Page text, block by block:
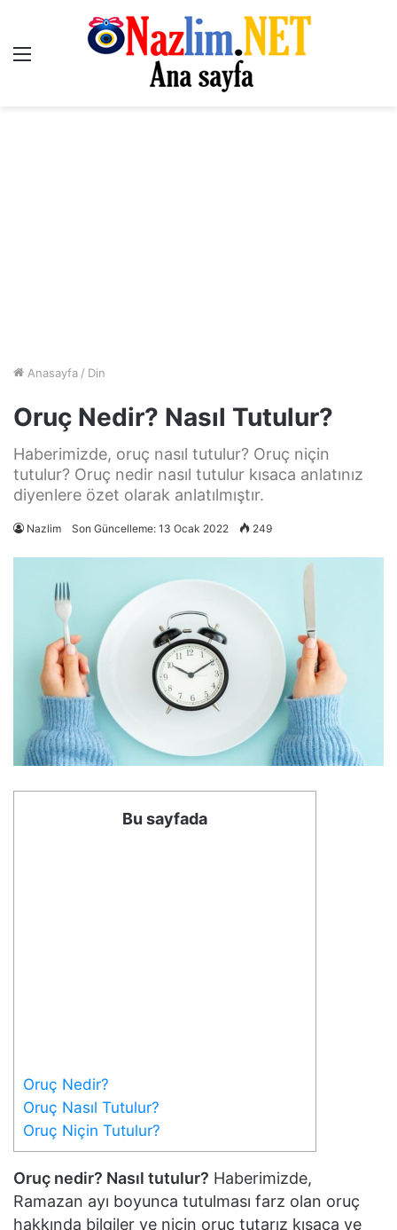
Menü
Anasayfa / Din
Oruç Nedir? Nasıl Tutulur?
Haberimizde, oruç nasıl tutulur? Oruç niçin
tutulur? Oruç nedir nasıl tutulur kısaca anlatınız
diyenlere özet olarak anlatılmıştır.
Nazlim Son Güncelleme: 13 Ocak 2022 249
Bu sayfada
Oruç Nedir?
Oruç Nasıl Tutulur?
Oruç Niçin Tutulur?
Oruç nedir? Nasıl tutulur? Haberimizde,
Ramazan ayı boyunca tutulması farz olan oruç
hakkında bilgiler ve niçin oruç tutarız kısaca ve